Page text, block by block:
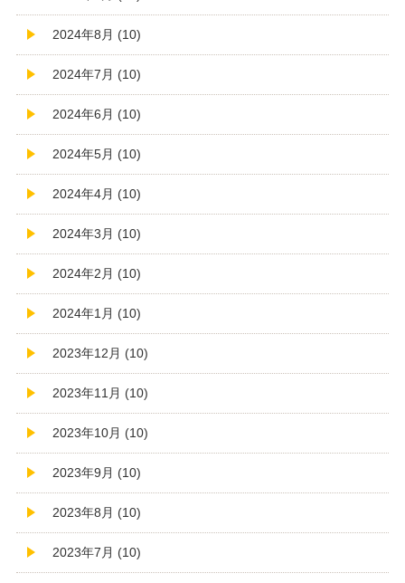
2024年8月 (10)
2024年7月 (10)
2024年6月 (10)
2024年5月 (10)
2024年4月 (10)
2024年3月 (10)
2024年2月 (10)
2024年1月 (10)
2023年12月 (10)
2023年11月 (10)
2023年10月 (10)
2023年9月 (10)
2023年8月 (10)
2023年7月 (10)